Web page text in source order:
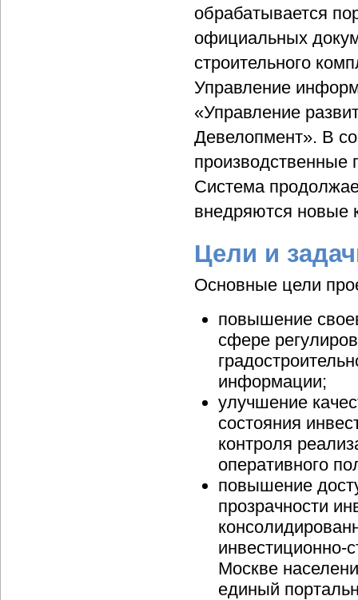
обрабатывается
официальных
строительного
Управление
«Управление
Девелопмент». В
Система
внедряются новые
Цели и
Основные цели
повышение
сфере
информации;
улучшение
состояния
контроля
оперативного
повышение
прозрачности
инвестиционно-
Москве
единый